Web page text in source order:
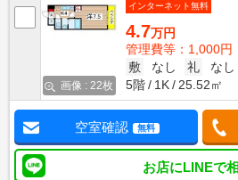
画像 : 22枚
インターネット無料
4.7万円
管理費等：1,000円
敷
なし 礼
なし
5階
1K 25.52㎡
空室確認 無料
お店にLINEで